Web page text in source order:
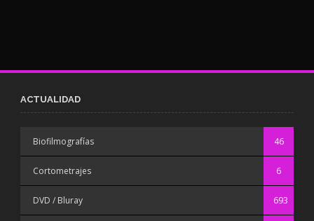
ACTUALIDAD
Biofilmografías 46
Cortometrajes 6
DVD / Bluray 693